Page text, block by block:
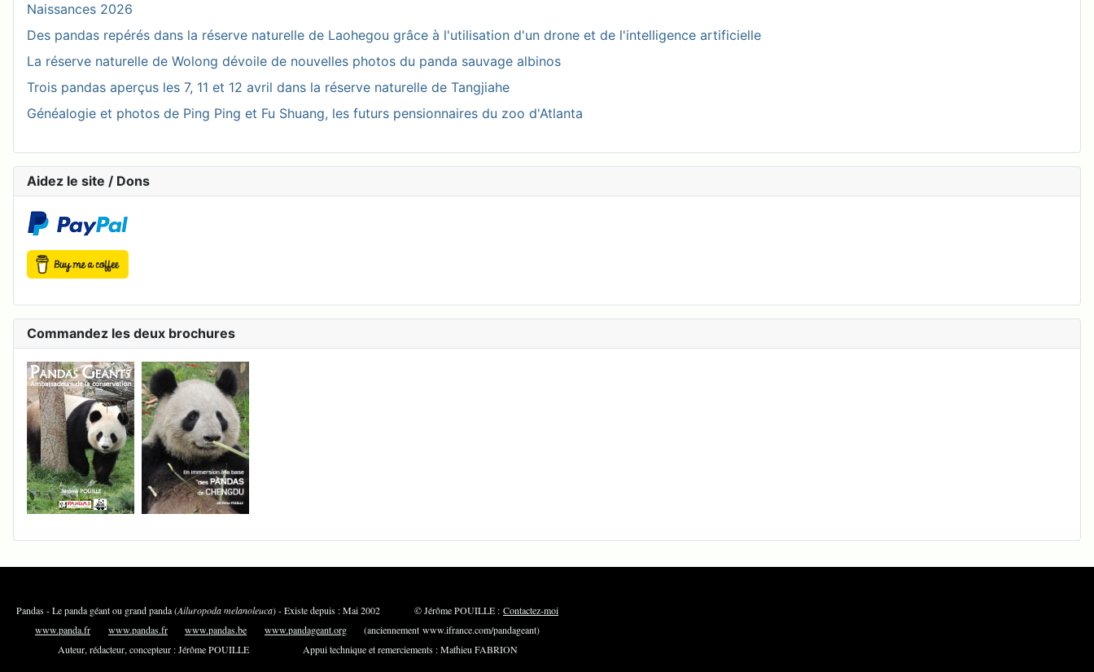
Naissances 2026
Des pandas repérés dans la réserve naturelle de Laohegou grâce à l'utilisation d'un drone et de l'intelligence artificielle
La réserve naturelle de Wolong dévoile de nouvelles photos du panda sauvage albinos
Trois pandas aperçus les 7, 11 et 12 avril dans la réserve naturelle de Tangjiahe
Généalogie et photos de Ping Ping et Fu Shuang, les futurs pensionnaires du zoo d'Atlanta
Aidez le site / Dons
Commandez les deux brochures
Pandas - Le panda géant ou grand panda (Ailuropoda melanoleuca) - Existe depuis : Mai 2002 © Jérôme POUILLE : Contactez-moi
www.panda.fr
www.pandas.fr www.pandas.be www.pandageant.org (anciennement www.ifrance.com/pandageant)
Auteur, rédacteur, concepteur : Jérôme POUILLE Appui technique et remerciements : Mathieu FABRION